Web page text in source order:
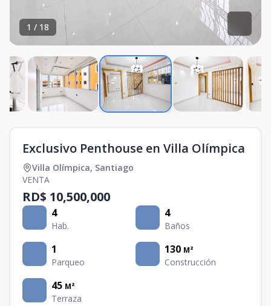
1 / 18
Exclusivo Penthouse en Villa Olímpica
Villa Olímpica, Santiago
VENTA
RD$ 10,500,000
4
Hab.
4
Baños
1
Parqueo
130 M²
Construcción
45 M²
Terraza